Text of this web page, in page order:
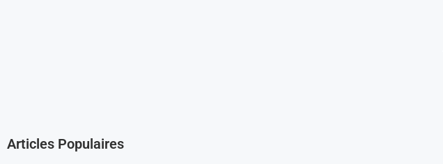
Articles Populaires